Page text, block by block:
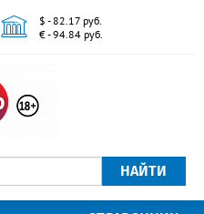
$ - 82.17 руб.
€ - 94.84 руб.
НАЙТИ